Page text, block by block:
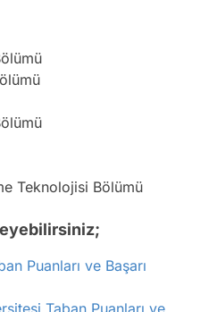
Teknolojisi Bölümü
Puanları ve Başarı
Taban Puanları ve